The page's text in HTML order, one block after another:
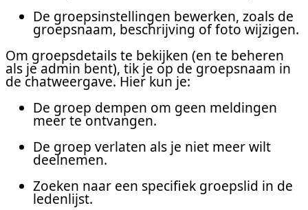
De groepsinstellingen bewerken, zoals de
groepsnaam, beschrijving of foto wijzigen.
Om groepsdetails te bekijken (en te beheren
als je admin bent), tik je op de groepsnaam in
de chatweergave. Hier kun je:
De groep dempen om geen meldingen
meer te ontvangen.
De groep verlaten als je niet meer wilt
deelnemen.
Zoeken naar een specifiek groepslid in de
ledenlijst.